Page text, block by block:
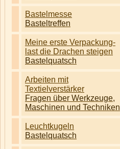
Bastelmesse
Basteltreffen
Meine erste Verpackung-
last die Drachen steigen
Bastelquatsch
Arbeiten mit
Textielverstärker
Fragen über Werkzeuge,
Maschinen und Techniken
Leuchtkugeln
Bastelquatsch